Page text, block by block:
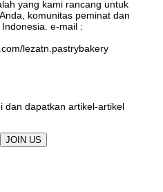
yang kami rancang untuk
komunitas peminat dan
e-mail :
lezatn.pastrybakery
dan dapatkan artikel-artikel